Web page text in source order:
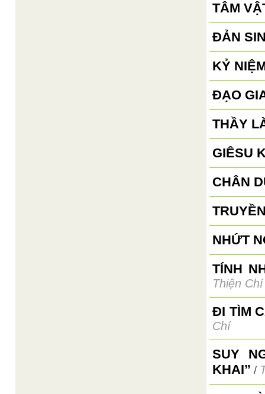
TÂM
ĐẢN
KỶ
ĐẠO
THẦY
GIÊSU
CHÂN
NHỨT
TÍNH
Thiện Chí
ĐI TÌM
Chí
SUY
KHAI” /